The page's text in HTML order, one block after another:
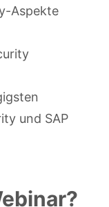
Aspekte
und SAP